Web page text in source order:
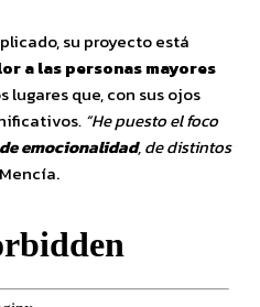
su proyecto está
a las personas mayores
lugares que, con sus ojos
. “He puesto el foco
emocionalidad, de distintos